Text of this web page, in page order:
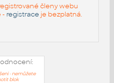
členy webu
- registrace je bezplatná.
- nemůžete
blok